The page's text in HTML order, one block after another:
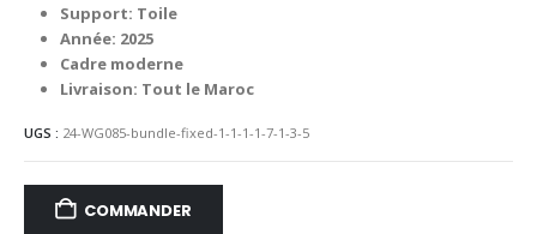
Support: Toile
Année: 2025
Cadre moderne
Livraison: Tout le Maroc
UGS : 24-WG085-bundle-fixed-1-1-1-1-7-1-3-5
COMMANDER